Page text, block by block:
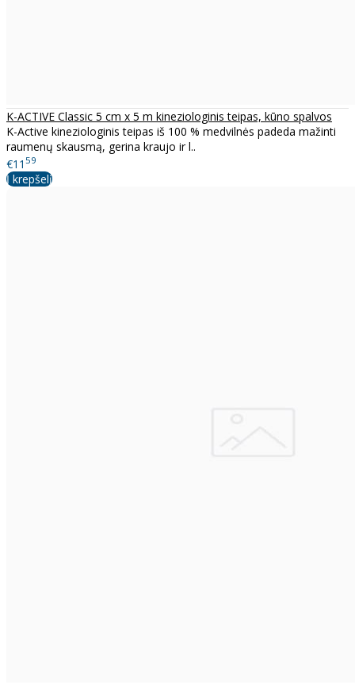
K-ACTIVE Classic 5 cm x 5 m kineziologinis teipas, kūno spalvos
K-Active kineziologinis teipas iš 100 % medvilnės padeda mažinti
raumenų skausmą, gerina kraujo ir l..
€11 59
Į krepšelį